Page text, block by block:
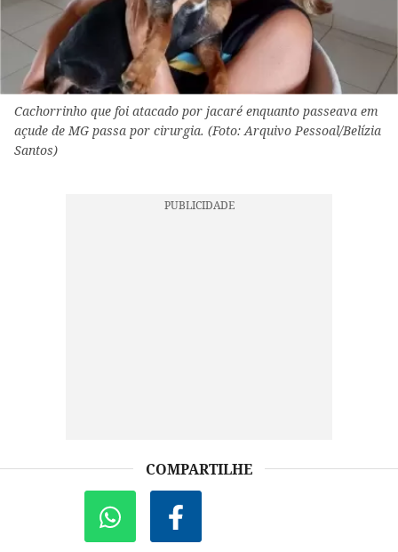
Cachorrinho que foi atacado por jacaré enquanto passeava em
açude de MG passa por cirurgia. (Foto: Arquivo Pessoal/Belízia
Santos)
COMPARTILHE